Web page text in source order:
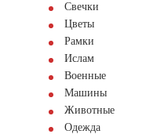
Свечки
Цветы
Рамки
Ислам
Военные
Машины
Животные
Одежда